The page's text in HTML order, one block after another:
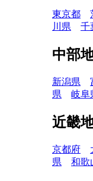
東京都
川県
千
中部
新潟県
県
岐阜
近畿
京都府
県
和歌